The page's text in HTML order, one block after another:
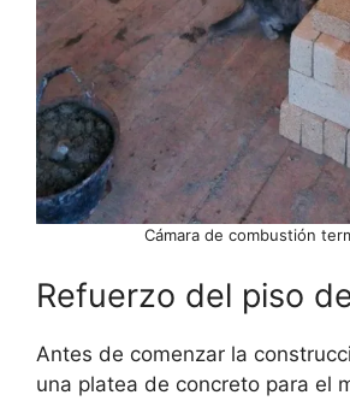
Cámara de combustión
Refuerzo del piso
Antes de comenzar la
una platea de concreto para el